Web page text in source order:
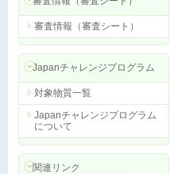
審査情報（審査シート）
Japanチャレンジプログラム
対象物質一覧
Japanチャレンジプログラム
について
関連リンク